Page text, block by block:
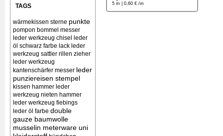
TAGS
wärmekissen sterne punkte
pompon bommel messer
leder werkzeug chisel
leder
öl schwarz farbe lack leder
werkzeug sattler rillen zieher
leder werkzeug
kantenschärfer messer leder
punziereisen stempel
kissen hammer leder
werkzeug nieten hammer
leder werkzeug fiebings
leder öl farbe double
gauze baumwolle
musselin meterware uni
5 m | 0,60 € /m